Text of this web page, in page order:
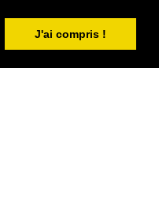
J'ai compris !